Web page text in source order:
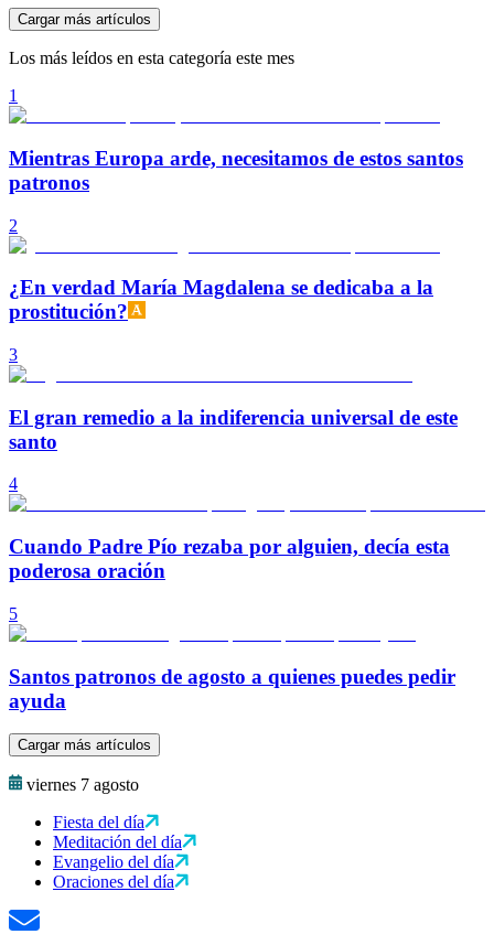
Cargar más artículos
Los más leídos en esta categoría este mes
1
Mientras Europa arde, necesitamos de estos santos
patronos
2
¿En verdad María Magdalena se dedicaba a la
prostitución?
3
El gran remedio a la indiferencia universal de este
santo
4
Cuando Padre Pío rezaba por alguien, decía esta
poderosa oración
5
Santos patronos de agosto a quienes puedes pedir
ayuda
Cargar más artículos
viernes 7 agosto
Fiesta del día
Meditación del día
Evangelio del día
Oraciones del día